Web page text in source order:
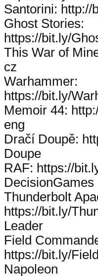
Santorini: http://
Ghost Stories:
https://bit.ly/
This War of
cz
Warhammer:
https://bit.ly/
Memoir 44:
eng
Dračí Doupě:
Doupe
RAF: https://
DecisionGames
Thunderbolt
https://bit.ly/
Leader
Field
https://bit.ly/
Napoleon